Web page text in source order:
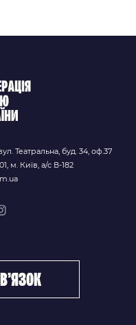
Театральна, буд. 34, оф.37
м. Київ, а/с В-182